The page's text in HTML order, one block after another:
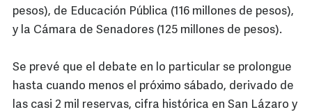
pesos), de Educación Pública (116 millones de pesos),
y la Cámara de Senadores (125 millones de pesos).
Se prevé que el debate en lo particular se prolongue
hasta cuando menos el próximo sábado, derivado de
las casi 2 mil reservas, cifra histórica en San Lázaro y